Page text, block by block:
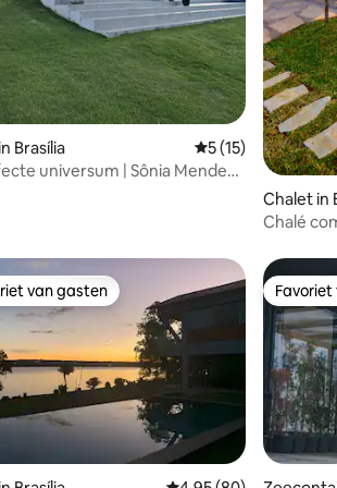
Brasília Gemiddelde
5 (15)
universum | Sônia Mendes
Chalet in
Chalé
van gasten
van gasten